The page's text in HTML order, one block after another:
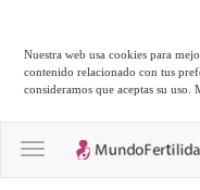
Nuestra web usa cookies para
contenido relacionado con tus
consideramos que aceptas su uso.
Toggle navigation